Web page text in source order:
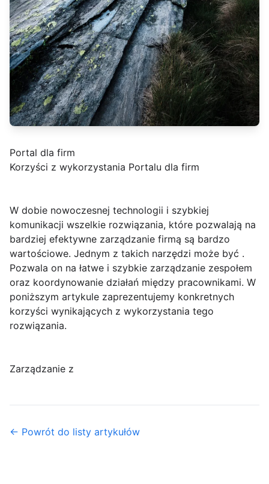
Portal dla firm
Korzyści z wykorzystania Portalu dla firm
W dobie nowoczesnej technologii i szybkiej
komunikacji wszelkie rozwiązania, które pozwalają na
bardziej efektywne zarządzanie firmą są bardzo
wartościowe. Jednym z takich narzędzi może być .
Pozwala on na łatwe i szybkie zarządzanie zespołem
oraz koordynowanie działań między pracownikami. W
poniższym artykule zaprezentujemy konkretnych
korzyści wynikających z wykorzystania tego
rozwiązania.
Zarządzanie z
← Powrót do listy artykułów